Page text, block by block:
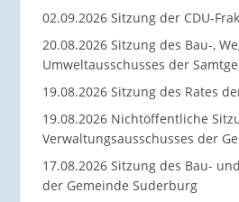
02.09.2026 Sitzung der CDU-
20.08.2026 Sitzung des Bau-,
Umweltausschusses der
19.08.2026 Sitzung des Rates
19.08.2026 Nichtöffentliche
Verwaltungsausschusses der
17.08.2026 Sitzung des Bau-
der Gemeinde Suderburg